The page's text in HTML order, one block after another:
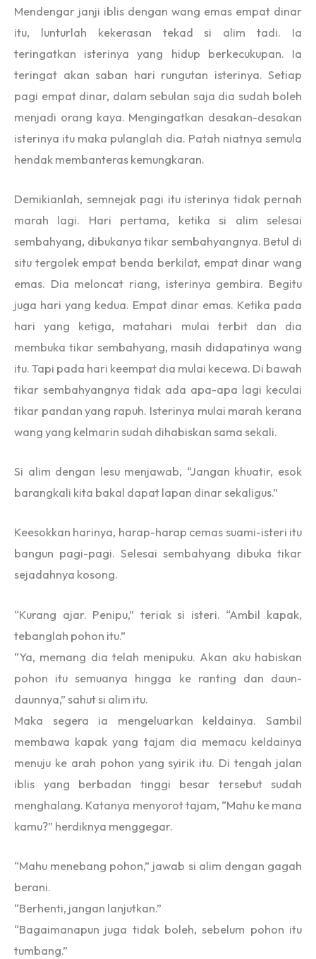
Mendengar janji iblis dengan wang emas empat dinar
itu, lunturlah kekerasan tekad si alim tadi. Ia
teringatkan isterinya yang hidup berkecukupan. Ia
teringat akan saban hari rungutan isterinya. Setiap
pagi empat dinar, dalam sebulan saja dia sudah boleh
menjadi orang kaya. Mengingatkan desakan-desakan
isterinya itu maka pulanglah dia. Patah niatnya semula
hendak membanteras kemungkaran.
Demikianlah, semnejak pagi itu isterinya tidak pernah
marah lagi. Hari pertama, ketika si alim selesai
sembahyang, dibukanya tikar sembahyangnya. Betul di
situ tergolek empat benda berkilat, empat dinar wang
emas. Dia meloncat riang, isterinya gembira. Begitu
juga hari yang kedua. Empat dinar emas. Ketika pada
hari yang ketiga, matahari mulai terbit dan dia
membuka tikar sembahyang, masih didapatinya wang
itu. Tapi pada hari keempat dia mulai kecewa. Di bawah
tikar sembahyangnya tidak ada apa-apa lagi keculai
tikar pandan yang rapuh. Isterinya mulai marah kerana
wang yang kelmarin sudah dihabiskan sama sekali.
Si alim dengan lesu menjawab, “Jangan khuatir, esok
barangkali kita bakal dapat lapan dinar sekaligus.”
Keesokkan harinya, harap-harap cemas suami-isteri itu
bangun pagi-pagi. Selesai sembahyang dibuka tikar
sejadahnya kosong.
“Kurang ajar. Penipu,” teriak si isteri. “Ambil kapak,
tebanglah pohon itu.”
“Ya, memang dia telah menipuku. Akan aku habiskan
pohon itu semuanya hingga ke ranting dan daun-
daunnya,” sahut si alim itu.
Maka segera ia mengeluarkan keldainya. Sambil
membawa kapak yang tajam dia memacu keldainya
menuju ke arah pohon yang syirik itu. Di tengah jalan
iblis yang berbadan tinggi besar tersebut sudah
menghalang. Katanya menyorot tajam, “Mahu ke mana
kamu?” herdiknya menggegar.
“Mahu menebang pohon,” jawab si alim dengan gagah
berani.
“Berhenti, jangan lanjutkan.”
“Bagaimanapun juga tidak boleh, sebelum pohon itu
tumbang.”